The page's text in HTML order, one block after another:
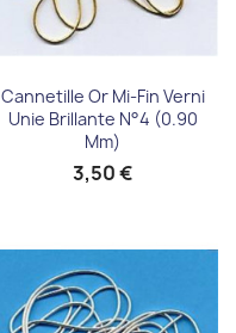
Cannetille Or Mi-Fin Verni
Unie Brillante N°4 (0.90
Mm)
3,50 €